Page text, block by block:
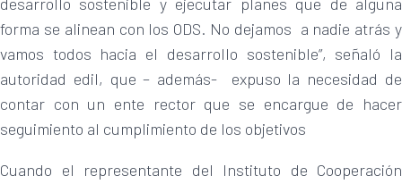
forma se alinean con los ODS. No dejamos a nadie atrás y
vamos todos hacia el desarrollo sostenible”, señaló la
autoridad edil, que – además- expuso la necesidad de
contar con un ente rector que se encargue de hacer
seguimiento al cumplimiento de los objetivos
Cuando el representante del Instituto de Cooperación